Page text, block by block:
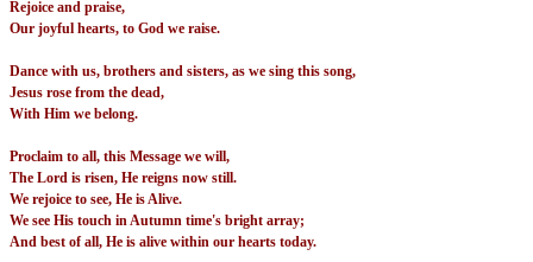
Rejoice and praise,
Our joyful hearts, to God we raise.
Dance with us, brothers and sisters, as we sing this song,
Jesus rose from the dead,
With Him we belong.
Proclaim to all, this Message we will,
The Lord is risen, He reigns now still.
We rejoice to see, He is Alive.
We see His touch in Autumn time's bright array;
And best of all, He is alive within our hearts today.